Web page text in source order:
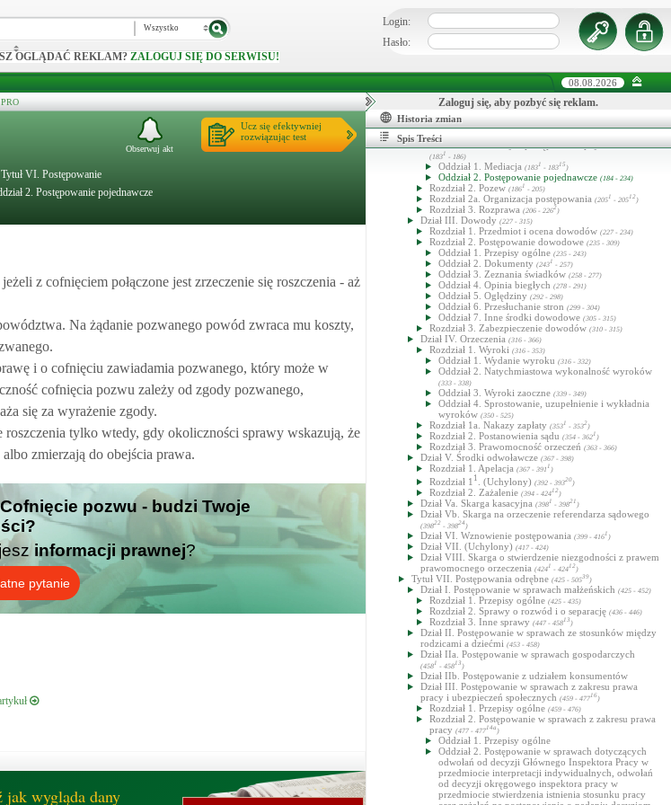
Wszystko
OGLĄDAĆ REKLAM? ZALOGUJ SIĘ DO SERWISU!
Login:
Hasło:
08.08.2026
Tytuł VI. Postępowanie
2. Postępowanie pojednawcze
Ucz się efektywniej
rozwiązując test
Obserwuj akt
jeżeli z cofnięciem połączone jest zrzeczenie się roszczenia - aż
Na żądanie pozwanego powód zwraca mu koszty,
i o cofnięciu zawiadamia pozwanego, który może w
cofnięcia pozwu zależy od zgody pozwanego,
się za wyrażenie zgody.
roszczenia tylko wtedy, gdy okoliczności sprawy wskazują, że
zmierzają do obejścia prawa.
pozwu - budzi Twoje
informacji prawnej?
pytanie
jak wygląda dany
Zaloguj się, aby pozbyć się reklam.
Historia zmian
Spis Treści
Dział II. Pomoc prawna z urzędu (111 - 124)
Tytuł VI. Postępowanie(125 - 424 )
Dział I. Przepisy ogólne o czynnościach procesowych
(125 - 183)
(131 - 147)
Rozdział 3. Posiedzenia sądowe(148 - 163)
Rozdział 4. Terminy(164 - 166)
Rozdział 5. Uchybienie i przywrócenie terminu
Rozdział 6. Zawieszenie postępowania
Dział II. Postępowanie przed sądami pierwszej instancji
(183 - 226
Rozdział 1. Mediacja i postępowanie pojednawcze
(1831 - 186)
Oddział 1. Mediacja (1831 - 18315 )
Oddział 2. Postępowanie pojednawcze (184 - 234)
Rozdział 2. Pozew (1861 - 205)
Rozdział 2a. Organizacja postępowania (2051 - 20512)
Rozdział 3. Rozprawa (206 - 2262)
Dział III. Dowody (227 - 315)
Rozdział 1. Przedmiot i ocena dowodów (227 - 234)
Rozdział 2. Postępowanie dowodowe (235 - 309)
Oddział 1. Przepisy ogólne (235 - 243)
Oddział 2. Dokumenty (2431 - 257)
Oddział 3. Zeznania świadków (258 - 277)
Oddział 4. Opinia biegłych (278 - 291)
Oddział 5. Oględziny (292 - 298)
Oddział 6. Przesłuchanie stron (299 - 304)
Oddział 7. Inne środki dowodowe (305 - 315)
Rozdział 3. Zabezpieczenie dowodów (310 - 315)
Dział IV. Orzeczenia (316 - 366)
Rozdział 1. Wyroki (316 - 353)
Oddział 1. Wydanie wyroku (316 - 332)
Oddział 2. Natychmiastowa wykonalność wyroków
(333 - 338)
Oddział 3. Wyroki zaoczne (339 - 349)
Oddział 4. Sprostowanie, uzupełnienie i wykładnia
wyroków (350 - 525)
Rozdział 1a. Nakazy zapłaty (3531 - 3532)
Rozdział 2. Postanowienia sądu (354 - 3621 )
Rozdział 3. Prawomocność orzeczeń (363 - 366)
Dział V. Środki odwoławcze (367 - 398)
Rozdział 1. Apelacja (367 - 391 1 )
Rozdział 1 1 . (Uchylony) (392 - 39320)
Rozdział 2. Zażalenie (394 - 42412)
Dział Va. Skarga kasacyjna (3981 - 39821 )
Dział Vb. Skarga na orzeczenie referendarza sądowego
(39822 - 39824 )
Dział VI. Wznowienie postępowania (399 - 4161 )
Dział VII. (Uchylony) (417 - 424)
Dział VIII. Skarga o stwierdzenie niezgodności z prawem
prawomocnego orzeczenia (4241 - 42412)
Tytuł VII. Postępowania odrębne (425 - 50539)
Dział I. Postępowanie w sprawach małżeńskich (425 - 452)
Rozdział 1. Przepisy ogólne (425 - 435)
Rozdział 2. Sprawy o rozwód i o separację (436 - 446)
Rozdział 3. Inne sprawy (447 - 45813)
Dział II. Postępowanie w sprawach ze stosunków między
rodzicami a dziećmi (453 - 458)
Dział IIa. Postępowanie w sprawach gospodarczych
(4581 - 45813)
Dział IIb. Postępowanie z udziałem konsumentów
Dział III. Postępowanie w sprawach z zakresu prawa
pracy i ubezpieczeń społecznych (459 - 47716 )
Rozdział 1. Przepisy ogólne (459 - 476)
Rozdział 2. Postępowanie w sprawach z zakresu prawa
pracy (477 - 47714a )
Oddział 1. Przepisy ogólne
Oddział 2. Postępowanie w sprawach dotyczących
odwołań od decyzji Głównego Inspektora Pracy w
przedmiocie interpretacji indywidualnych, odwołań
od decyzji okręgowego inspektora pracy w
przedmiocie stwierdzenia istnienia stosunku pracy